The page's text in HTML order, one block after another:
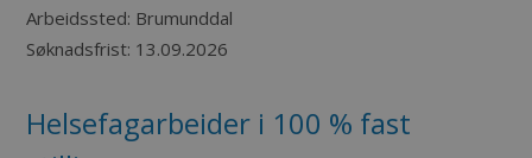
Arbeidssted: Brumunddal
Søknadsfrist: 13.09.2026
Helsefagarbeider i 100 % fast